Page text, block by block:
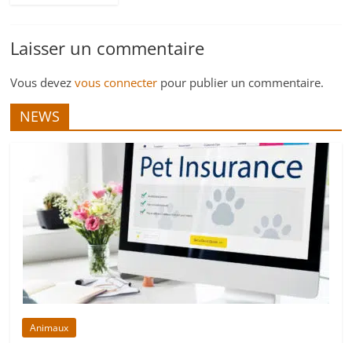
Laisser un commentaire
Vous devezvous connecter pour publier un commentaire.
NEWS
Animaux